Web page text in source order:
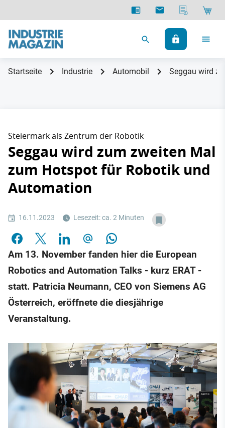
Startseite Industrie Automobil Seggau wird
Steiermark als Zentrum der Robotik
Seggau wird zum zweiten Mal
zum Hotspot für Robotik und
Automation
16.11.2023 Lesezeit: ca. 2 Minuten
Am 13. November fanden hier die European
Robotics and Automation Talks - kurz ERAT -
statt. Patricia Neumann, CEO von Siemens AG
Österreich, eröffnete die diesjährige
Veranstaltung.